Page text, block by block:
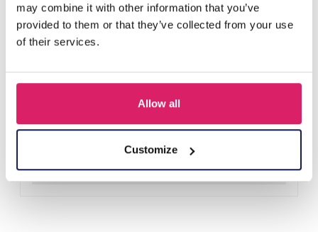
may combine it with other information that you’ve
provided to them or that they’ve collected from your use
of their services.
Allow all
Customize
F-C3.2 H1126-009 Hair Clips Shells 3cm - 6pcs
Détails